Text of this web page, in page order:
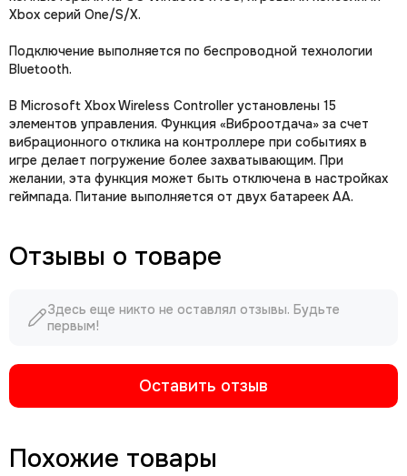
Xbox серий One/S/X.
Подключение выполняется по беспроводной технологии
Bluetooth.
В Microsoft Xbox Wireless Controller установлены 15
элементов управления. Функция «Виброотдача» за счет
вибрационного отклика на контроллере при событиях в
игре делает погружение более захватывающим. При
желании, эта функция может быть отключена в настройках
геймпада. Питание выполняется от двух батареек АА.
Отзывы о товаре
Здесь еще никто не оставлял отзывы. Будьте
первым!
Оставить отзыв
Похожие товары